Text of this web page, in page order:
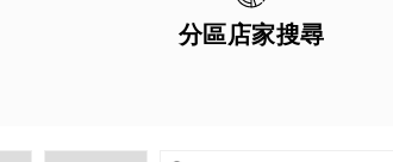
分區店家搜尋